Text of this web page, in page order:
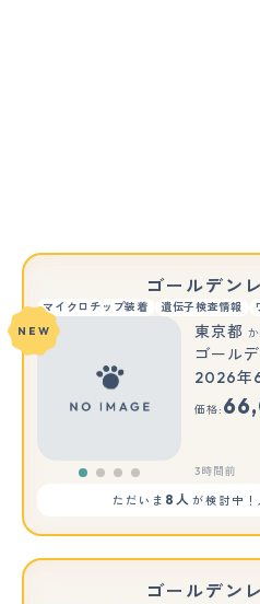
ゴールデン
マイクロチップ装着 遺伝子検査情報
NEW
東京都
ゴール
2026年
価格:
3時間前
ただいま 8人 が検討中！
ゴールデン